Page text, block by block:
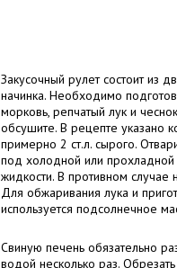
Закусочный рулет состоит из
начинка. Необходимо
морковь, репчатый лук и
обсушите. В рецепте указано
примерно 2 ст.л. сырого.
под холодной или прохладной
жидкости. В противном случае
Для обжаривания лука и
используется подсолнечное
Свиную печень обязательно
водой несколько раз.